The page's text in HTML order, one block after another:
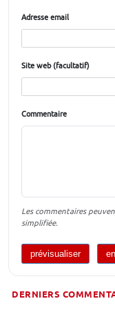
Adresse email
Site web (facultatif)
Commentaire
Les commentaires
simplifiée.
DERNIERS